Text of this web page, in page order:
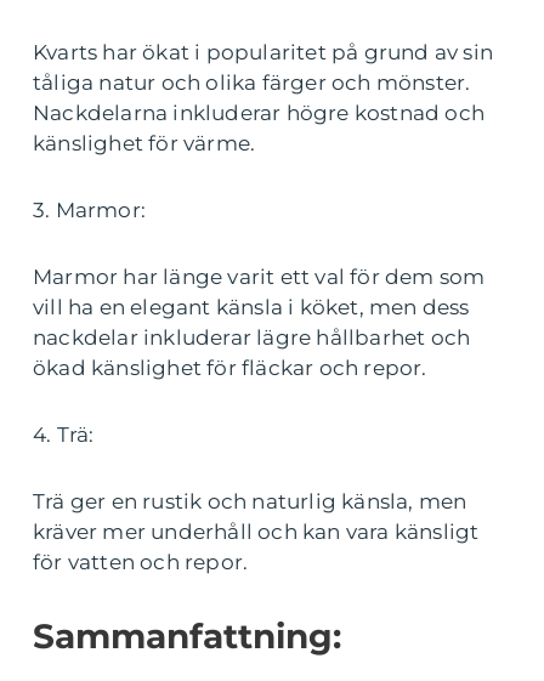
Kvarts har ökat i popularitet på grund av sin
tåliga natur och olika färger och mönster.
Nackdelarna inkluderar högre kostnad och
känslighet för värme.
3. Marmor:
Marmor har länge varit ett val för dem som
vill ha en elegant känsla i köket, men dess
nackdelar inkluderar lägre hållbarhet och
ökad känslighet för fläckar och repor.
4. Trä:
Trä ger en rustik och naturlig känsla, men
kräver mer underhåll och kan vara känsligt
för vatten och repor.
Sammanfattning: